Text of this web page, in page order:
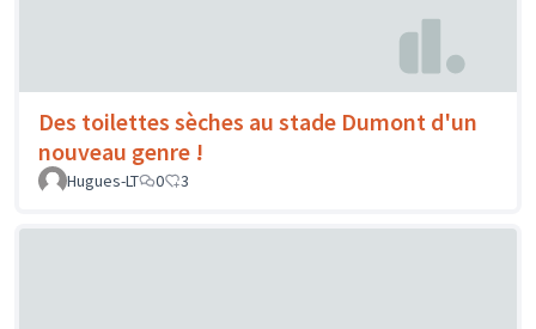
Des toilettes sèches au stade Dumont d'un
nouveau genre !
Hugues-LT 0 3